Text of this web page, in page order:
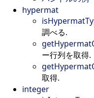
hypermat
調べる.
ー行列を取得.
取得.
integer